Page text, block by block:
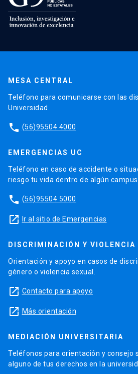
MESA CENTRAL
Teléfono para comunicarse con las
Universidad.
phone (56)95504 4000
EMERGENCIAS UC
Teléfono en caso de accidente o
riesgo tu vida dentro de algún
phone (56)95504 5000
launch Ir al sitio de Emergencias
DISCRIMINACIÓN Y VIOLENCIA
Orientación y apoyo en casos de
género o violencia sexual.
launch Contacto para apoyo
launch Más orientación
MEDIACIÓN UNIVERSITARIA
Teléfonos para orientación y consejo
alguno de tus derechos en la